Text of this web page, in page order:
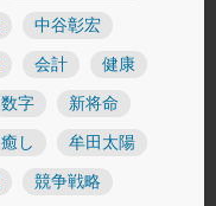
中谷彰宏
会計 健康
数字 新将命
し 牟田太陽
競争戦略